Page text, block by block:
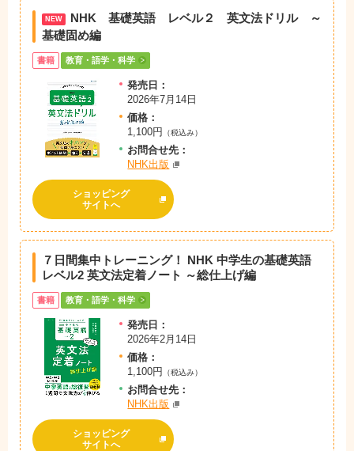
NEW
NHK 基礎英語 レベル２ 英文法ドリル ～
基礎固め編
書籍 教育・語学・科学
発売日：
2026年7月14日
価格：
1,100円
（税込み）
お問合せ先：
NHK出版
ショッピング
サイトへ
７日間集中トレーニング！ NHK 中学生の基礎英語
レベル2 英文法定着ノート ～総仕上げ編
書籍 教育・語学・科学
発売日：
2026年2月14日
価格：
1,100円
（税込み）
お問合せ先：
NHK出版
ショッピング
サイトへ